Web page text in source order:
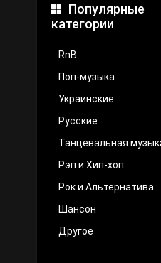
Популярные
категории
RnB
Поп-музыка
Украинские
Русские
Танцевальная
Рэп и Хип-хоп
Рок и Альтернатива
Шансон
Другое